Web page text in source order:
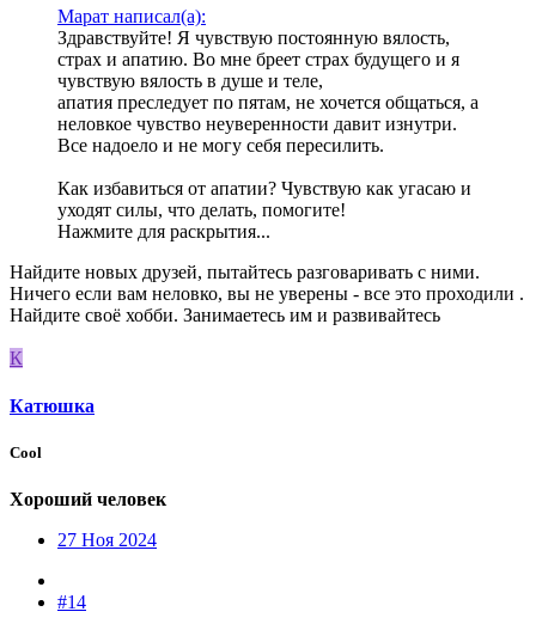
Марат написал(а):
Здравствуйте! Я чувствую постоянную вялость,
страх и апатию. Во мне бреет страх будущего и я
чувствую вялость в душе и теле,
апатия преследует по пятам, не хочется общаться, а
неловкое чувство неуверенности давит изнутри.
Все надоело и не могу себя пересилить.
Как избавиться от апатии? Чувствую как угасаю и
уходят силы, что делать, помогите!
Нажмите для раскрытия...
Найдите новых друзей, пытайтесь разговаривать с ними.
Ничего если вам неловко, вы не уверены - все это проходили .
Найдите своё хобби. Занимаетесь им и развивайтесь
К
Катюшка
Cool
Хороший человек
27 Ноя 2024
#14